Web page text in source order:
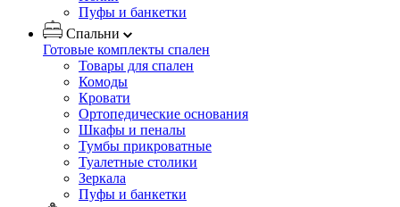
Пуфы и банкетки
Спальни
Готовые комплекты спален
Товары для спален
Комоды
Кровати
Ортопедические основания
Шкафы и пеналы
Тумбы прикроватные
Туалетные столики
Зеркала
Пуфы и банкетки